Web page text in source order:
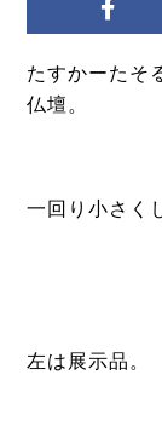
たすかーたそ
仏壇。
一回り小さく
左は展示品。